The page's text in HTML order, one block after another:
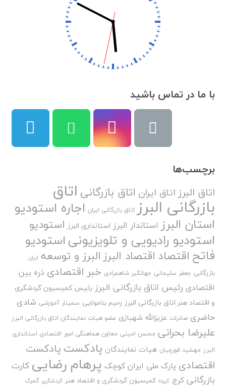
با ما در تماس باشید
برچسب‌ها
اتاق البرزاتاق ایران اتاق بازرگانی اتاق
بازرگانی البرز اتاق بازرگانی ایران اجاره استودیو
استان البرز استاندار البرز استانداری البرز استودیو
استودیو رادیویی و تلویزیونیاستودیو
فاتح اقتصاد اقتصاد البرزالبرز و توسعه ایران
بازرگانی جعفر سلیمانی جهانگیر شاهمرادی خبر اقتصادی ذره بین
اقتصادی رئیس اتاق بازرگانی البرز رئیس کمیسیون گردشگری
و اقتصاد هنر اتاق بازرگانی البرز رحیم بنامولایی سمینار آموزشی شادی
حاضری صادرات عزیزالله شهبازی عضو هیات نمایندگان اتاق بازرگانی البرز
علیرضا بحرانی محسن امینی معاون هماهنگی امور اقتصادی استانداری
البرز مهشید قورچیان هیات نمایندگان پادکست پادکست
اقتصادی پارک ملی ایران کوچک پرهام رضایی کارت
بازرگانی کرج کرونا کمیسیون گردشگری و اقتصاد هنر گردشگری گمرک